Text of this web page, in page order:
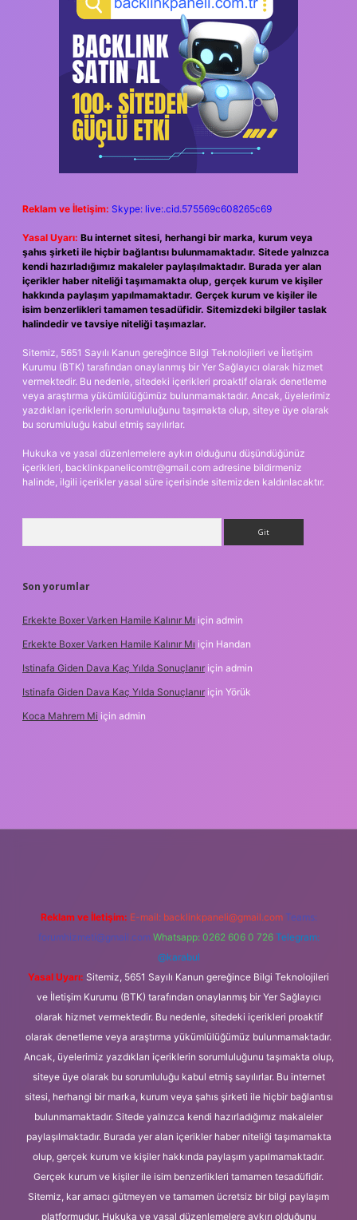
Reklam ve İletişim: Skype: live:.cid.575569c608265c69
Yasal Uyarı: Bu internet sitesi, herhangi bir marka, kurum veya
şahıs şirketi ile hiçbir bağlantısı bulunmamaktadır. Sitede yalnızca
kendi hazırladığımız makaleler paylaşılmaktadır. Burada yer alan
içerikler haber niteliği taşımamakta olup, gerçek kurum ve kişiler
hakkında paylaşım yapılmamaktadır. Gerçek kurum ve kişiler ile
isim benzerlikleri tamamen tesadüfidir. Sitemizdeki bilgiler taslak
halindedir ve tavsiye niteliği taşımazlar.
Sitemiz, 5651 Sayılı Kanun gereğince Bilgi Teknolojileri ve İletişim
Kurumu (BTK) tarafından onaylanmış bir Yer Sağlayıcı olarak hizmet
vermektedir. Bu nedenle, sitedeki içerikleri proaktif olarak denetleme
veya araştırma yükümlülüğümüz bulunmamaktadır. Ancak, üyelerimiz
yazdıkları içeriklerin sorumluluğunu taşımakta olup, siteye üye olarak
bu sorumluluğu kabul etmiş sayılırlar.
Hukuka ve yasal düzenlemelere aykırı olduğunu düşündüğünüz
içerikleri, backlinkpanelicomtr@gmail.com adresine bildirmeniz
halinde, ilgili içerikler yasal süre içerisinde sitemizden kaldırılacaktır.
Son yorumlar
Erkekte Boxer Varken Hamile Kalınır Mı için admin
Erkekte Boxer Varken Hamile Kalınır Mı için Handan
Istinafa Giden Dava Kaç Yılda Sonuçlanır için admin
Istinafa Giden Dava Kaç Yılda Sonuçlanır için Yörük
Koca Mahrem Mi için admin
Reklam ve İletişim: E-mail: backlinkpaneli@gmail.com Teams:
forumhizmeti@gmail.com Whatsapp: 0262 606 0 726 Telegram:
@karabul
Yasal Uyarı: Sitemiz, 5651 Sayılı Kanun gereğince Bilgi Teknolojileri
ve İletişim Kurumu (BTK) tarafından onaylanmış bir Yer Sağlayıcı
olarak hizmet vermektedir. Bu nedenle, sitedeki içerikleri proaktif
olarak denetleme veya araştırma yükümlülüğümüz bulunmamaktadır.
Ancak, üyelerimiz yazdıkları içeriklerin sorumluluğunu taşımakta olup,
siteye üye olarak bu sorumluluğu kabul etmiş sayılırlar. Bu internet
sitesi, herhangi bir marka, kurum veya şahıs şirketi ile hiçbir bağlantısı
bulunmamaktadır. Sitede yalnızca kendi hazırladığımız makaleler
paylaşılmaktadır. Burada yer alan içerikler haber niteliği taşımamakta
olup, gerçek kurum ve kişiler hakkında paylaşım yapılmamaktadır.
Gerçek kurum ve kişiler ile isim benzerlikleri tamamen tesadüfidir.
Sitemiz, kar amacı gütmeyen ve tamamen ücretsiz bir bilgi paylaşım
platformudur. Hukuka ve yasal düzenlemelere aykırı olduğunu